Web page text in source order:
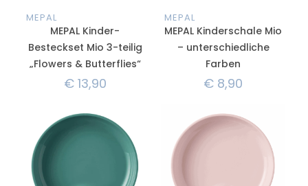
MEPAL
MEPAL Kinder-
Besteckset Mio 3-teilig
„Flowers & Butterflies“
€13,90
MEPAL
MEPAL Kinderschale Mio
– unterschiedliche
Farben
€ 8,90